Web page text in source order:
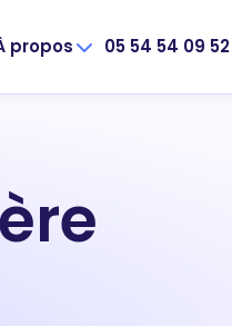
propos 05 54 54 09 52